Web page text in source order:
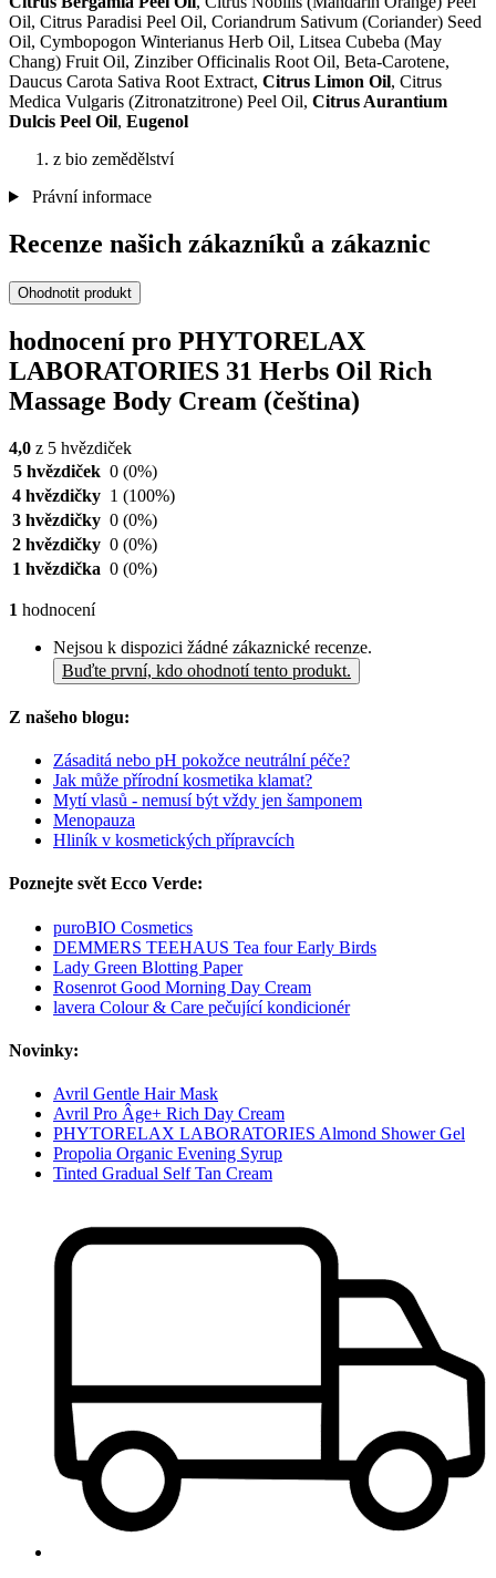
Oil, Citrus Paradisi Peel Oil, Coriandrum Sativum (Coriander) Seed
Oil, Cymbopogon Winterianus Herb Oil, Litsea Cubeba (May
Chang) Fruit Oil, Zinziber Officinalis Root Oil, Beta-Carotene,
Daucus Carota Sativa Root Extract, Citrus Limon Oil, Citrus
Medica Vulgaris (Zitronatzitrone) Peel Oil, Citrus Aurantium
Dulcis Peel Oil, Eugenol
z bio zemědělství
Právní informace
Recenze našich zákazníků a zákaznic
Ohodnotit produkt
hodnocení pro PHYTORELAX
LABORATORIES 31 Herbs Oil Rich
Massage Body Cream (čeština)
4,0 z 5 hvězdiček
5 hvězdiček 0 (0%)
4 hvězdičky 1 (100%)
3 hvězdičky 0 (0%)
2 hvězdičky 0 (0%)
1 hvězdička 0 (0%)
1 hodnocení
Nejsou k dispozici žádné zákaznické recenze.
Buďte první, kdo ohodnotí tento produkt.
Z našeho blogu:
Zásaditá nebo pH pokožce neutrální péče?
Jak může přírodní kosmetika klamat?
Mytí vlasů - nemusí být vždy jen šamponem
Menopauza
Hliník v kosmetických přípravcích
Poznejte svět Ecco Verde:
puroBIO Cosmetics
DEMMERS TEEHAUS Tea four Early Birds
Lady Green Blotting Paper
Rosenrot Good Morning Day Cream
lavera Colour & Care pečující kondicionér
Novinky:
Avril Gentle Hair Mask
Avril Pro Âge+ Rich Day Cream
PHYTORELAX LABORATORIES Almond Shower Gel
Propolia Organic Evening Syrup
Tinted Gradual Self Tan Cream